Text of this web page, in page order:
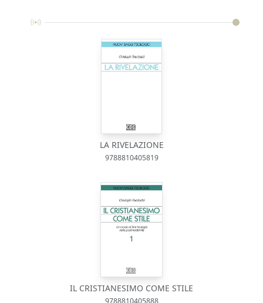
LA RIVELAZIONE
9788810405819
IL CRISTIANESIMO COME STILE
9788810405888